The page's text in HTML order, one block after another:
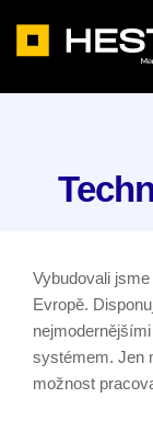
Vybudovali
Evropě.
systémem. Jen
možnost